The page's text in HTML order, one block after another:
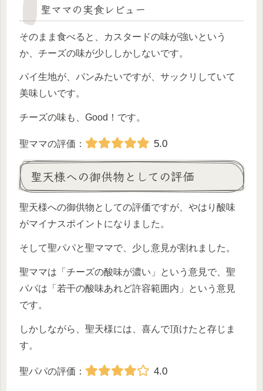
聖ママの実食レビュー
そのまま食べると、カスタードの味が強いという
か、チーズの味が少ししかしないです。
パイ生地が、パンみたいですが、サックリしていて
美味しいです。
チーズの味も、Good！です。
聖ママの評価： 5.0
聖天様への御供物としての評価
聖天様への御供物としての評価ですが、やはり酸味
がマイナスポイントになりました。
そして聖パパと聖ママで、少し意見が割れました。
聖ママは「チーズの酸味が濃い」という意見で、聖
パパは「若干の酸味あれど許容範囲内」という意見
です。
しかしながら、聖天様には、喜んで頂けたと存じま
す。
聖パパの評価： 4.0